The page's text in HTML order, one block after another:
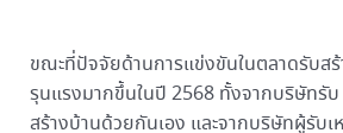
ขณะที่ปัจจัยด้านการแข่งขันในตลาดรับส
รุนแรงมากขึ้นในปี 2568 ทั้งจากบริษัทรับ
สร้างบ้านด้วยกันเอง และจากบริษัทผู้รับเ